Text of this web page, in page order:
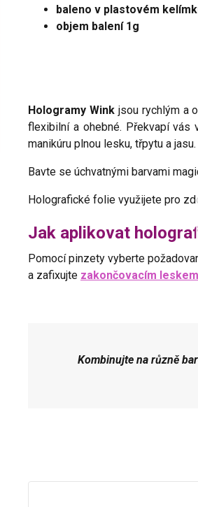
baleno v plastovém
objem balení 1g
Hologramy Winkjsou rychlým a
flexibilní a ohebné. Překvapí vás
manikúru plnou lesku, třpytu a jasu.
Bavte se úchvatnými barvami
Holografické folie využijete pro
Jak aplikovat
Pomocí pinzety vyberte
a zafixujte zakončovacím leskem
Kombinujte na různě